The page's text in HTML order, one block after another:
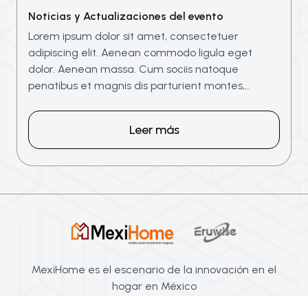
Noticias y Actualizaciones del evento
Lorem ipsum dolor sit amet, consectetuer
adipiscing elit. Aenean commodo ligula eget
dolor. Aenean massa. Cum sociis natoque
penatibus et magnis dis parturient montes,…
Leer más
MexiHome es el escenario de la innovación en el
hogar en México